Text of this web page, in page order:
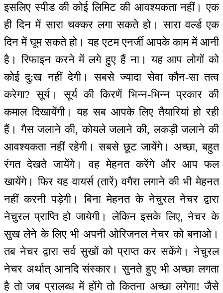
इसलिए स्पीड की कोई लिमिट की आवश्यकता नहीं। एक
ही दिन में सारा चक्कर लगा सकते हो। सारा वर्ल्ड एक
दिन में घूम सकते हो। यह एटम एनर्जी आपके काम में आनी
है। रिफाइन करने में लगे हुए हैं ना। यह आप लोगों को
कोई दु:ख नहीं देगी। सबसे ज्यादा सेवा कौन-सा तत्व
करेगा? सूर्य। सूर्य की किरणें भिन्न-भिन्न प्रकार की
कमाल दिखायेंगी। यह सब आपके लिए तैयारियां हो रही
हैं। गैस जलाने की, कोयले जलाने की, लकड़ी जलाने की
आवश्यकता नहीं रहेगी। सबसे छूट जायेंगे। अच्छा, बहुत
रंगत देखते जायेंगे। वह मेहनत करेंगे और आप फल
खायेंगे। फिर यह वायर्स (तारें) वगैरा लगाने की भी मेहनत
नहीं करनी पड़ेगी। बिना मेहनत के नेचुरल नेचर द्वारा
नेचुरल प्राप्ति हो जायेगी। लेकिन इसके लिए, नेचर के
सुख लेने के लिए भी अपनी ओरिजनल नेचर को बनाओ।
तब नेचर द्वारा सर्व सुखों को प्राप्त कर सकेंगे। नेचुरल
नेचर अर्थात् आनदि संस्कार। सुनते हुए भी अच्छा लगता
है तो जब प्रालब्ध में होंगे तो कितना अच्छा लगेगा! जैसे